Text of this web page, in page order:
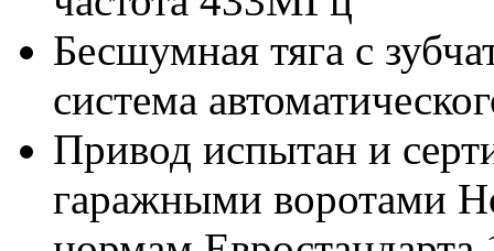
Бесшумная тяга с
система
Привод испытан и
гаражными воротами